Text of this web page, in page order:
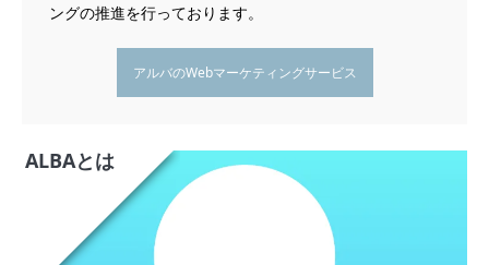
ングの推進を行っております。
アルバのWebマーケティングサービス
ALBAとは